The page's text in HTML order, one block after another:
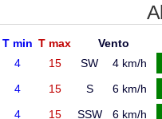
T min T max Vento
4 15 SW 4 km/h
4 15 S 6 km/h
4 15 SSW 6 km/h